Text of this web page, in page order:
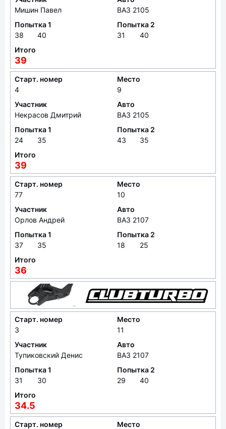
Мишин Павел
ВАЗ 2105
Попытка 1
38
40
Попытка 2
31
40
Итого
39
Старт. номер
4
Место
9
Участник
Некрасов Дмитрий
Авто
ВАЗ 2105
Попытка 1
24
35
Попытка 2
43
35
Итого
39
Старт. номер
77
Место
10
Участник
Орлов Андрей
Авто
ВАЗ 2107
Попытка 1
37
35
Попытка 2
18
25
Итого
36
Старт. номер
3
Место
11
Участник
Тупиковский Денис
Авто
ВАЗ 2107
Попытка 1
31
30
Попытка 2
29
40
Итого
34.5
Старт. номер
Место